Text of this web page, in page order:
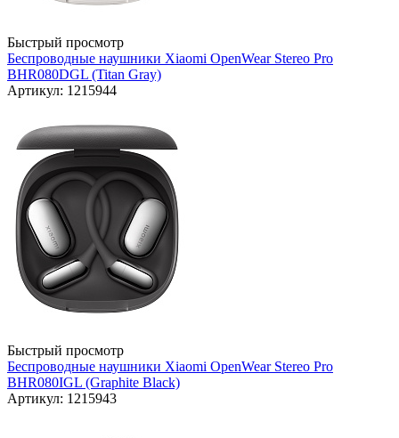
Быстрый просмотр
Беспроводные наушники Xiaomi OpenWear Stereo Pro
BHR080DGL (Titan Gray)
Артикул: 1215944
Быстрый просмотр
Беспроводные наушники Xiaomi OpenWear Stereo Pro
BHR080IGL (Graphite Black)
Артикул: 1215943